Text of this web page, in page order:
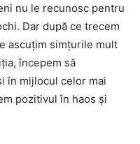
nu le recunosc pentru
Dar după ce trecem
ascuțim simțurile mult
începem să
în mijlocul celor mai
pozitivul în haos și